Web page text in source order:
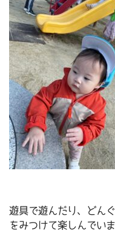
遊具で遊んだり、どん
をみつけて楽しんでい